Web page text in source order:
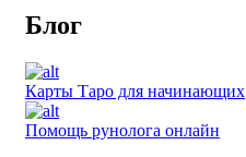
Блог
Карты Таро для начинающих
Помощь рунолога онлайн